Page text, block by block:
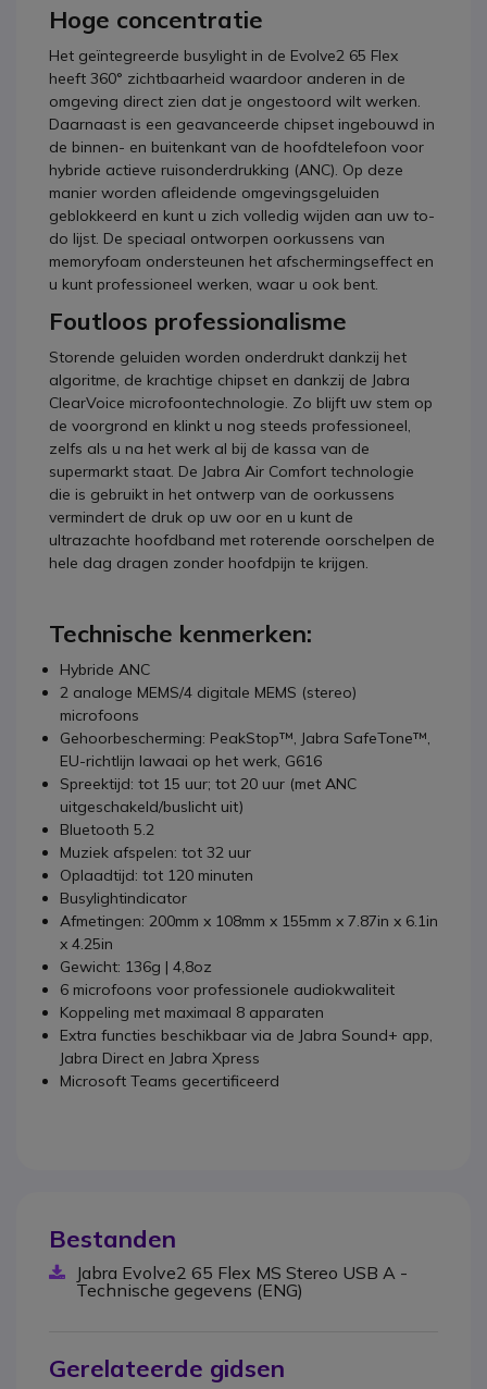
Hoge concentratie
Het geïntegreerde busylight in de Evolve2 65 Flex
heeft 360° zichtbaarheid waardoor anderen in de
omgeving direct zien dat je ongestoord wilt werken.
Daarnaast is een geavanceerde chipset ingebouwd in
de binnen- en buitenkant van de hoofdtelefoon voor
hybride actieve ruisonderdrukking (ANC). Op deze
manier worden afleidende omgevingsgeluiden
geblokkeerd en kunt u zich volledig wijden aan uw to-
do lijst. De speciaal ontworpen oorkussens van
memoryfoam ondersteunen het afschermingseffect en
u kunt professioneel werken, waar u ook bent.
Foutloos professionalisme
Storende geluiden worden onderdrukt dankzij het
algoritme, de krachtige chipset en dankzij de Jabra
ClearVoice microfoontechnologie. Zo blijft uw stem op
de voorgrond en klinkt u nog steeds professioneel,
zelfs als u na het werk al bij de kassa van de
supermarkt staat. De Jabra Air Comfort technologie
die is gebruikt in het ontwerp van de oorkussens
vermindert de druk op uw oor en u kunt de
ultrazachte hoofdband met roterende oorschelpen de
hele dag dragen zonder hoofdpijn te krijgen.
Technische kenmerken:
Hybride ANC
2 analoge MEMS/4 digitale MEMS (stereo)
microfoons
Gehoorbescherming: PeakStop™, Jabra SafeTone™,
EU-richtlijn lawaai op het werk, G616
Spreektijd: tot 15 uur; tot 20 uur (met ANC
uitgeschakeld/buslicht uit)
Bluetooth 5.2
Muziek afspelen: tot 32 uur
Oplaadtijd: tot 120 minuten
Busylightindicator
Afmetingen: 200mm x 108mm x 155mm x 7.87in x 6.1in
x 4.25in
Gewicht: 136g | 4,8oz
6 microfoons voor professionele audiokwaliteit
Koppeling met maximaal 8 apparaten
Extra functies beschikbaar via de Jabra Sound+ app,
Jabra Direct en Jabra Xpress
Microsoft Teams gecertificeerd
Bestanden
Jabra Evolve2 65 Flex MS Stereo USB A -
Technische gegevens (ENG)
Gerelateerde gidsen